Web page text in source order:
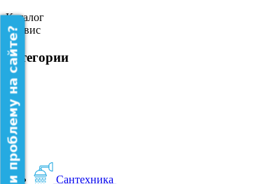
Каталог
Сервис
категории
Сантехника
Нашли проблему на сайте?